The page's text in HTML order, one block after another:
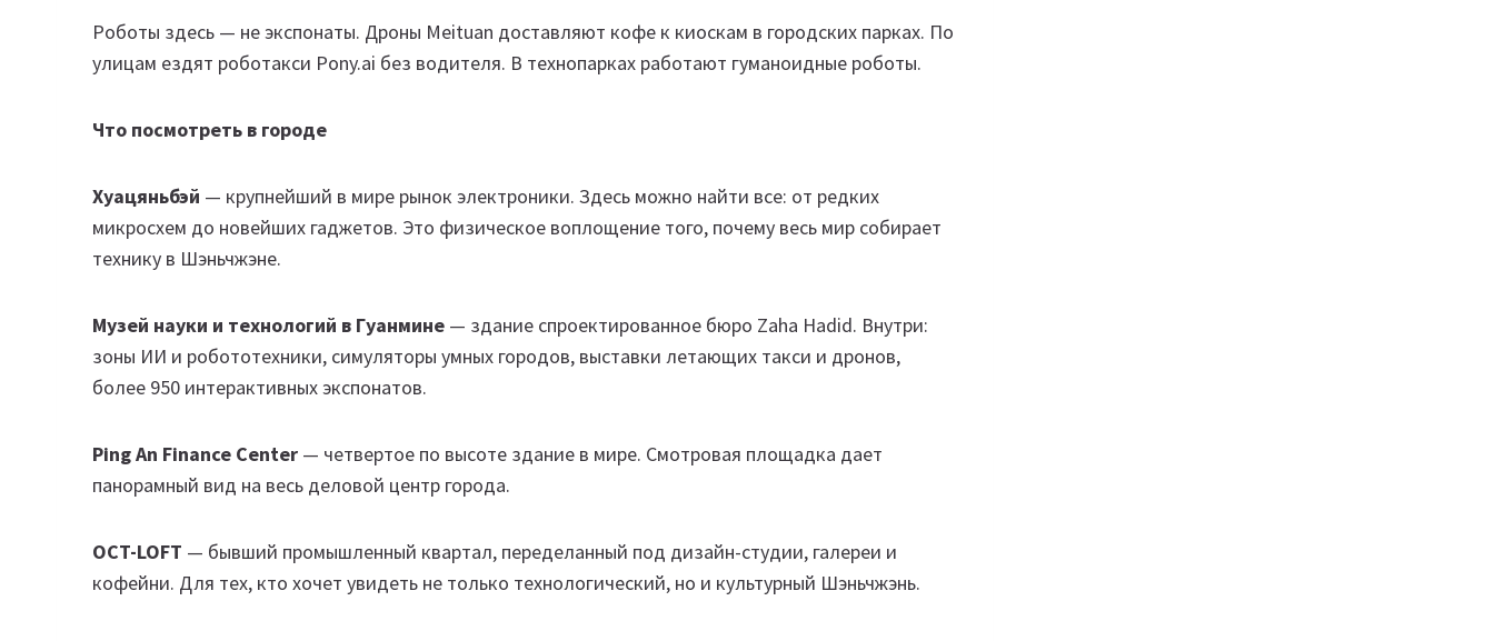
Роботы здесь — не экспонаты. Дроны Meituan доставляют кофе к киоскам в городских парках. По
улицам ездят роботакси Pony.ai без водителя. В технопарках работают гуманоидные роботы.
Что посмотреть в городе
Хуацяньбэй — крупнейший в мире рынок электроники. Здесь можно найти все: от редких
микросхем до новейших гаджетов. Это физическое воплощение того, почему весь мир собирает
технику в Шэньчжэне.
Музей науки и технологий в Гуанмине — здание спроектированное бюро Zaha Hadid. Внутри:
зоны ИИ и робототехники, симуляторы умных городов, выставки летающих такси и дронов,
более 950 интерактивных экспонатов.
Ping An Finance Center — четвертое по высоте здание в мире. Смотровая площадка дает
панорамный вид на весь деловой центр города.
OCT-LOFT — бывший промышленный квартал, переделанный под дизайн-студии, галереи и
кофейни. Для тех, кто хочет увидеть не только технологический, но и культурный Шэньчжэнь.